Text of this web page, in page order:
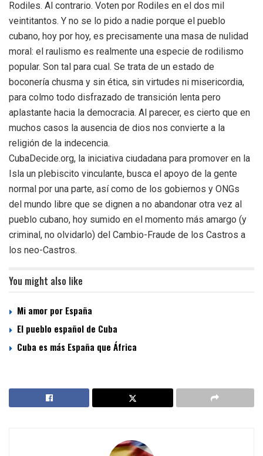
Rodiles. Al contrario. Voten por Rodiles en el dos mil
veintitantos. Y no se lo pido a nadie porque el pueblo
cubano, hoy por hoy, es precisamente una masa de nulidad
moral: el raulismo es realmente una especie de rodilismo
popular. Son tal para cual. Se trata de un estado de
boconería chusma y sin ética, sin virtudes ni misericordia,
para colmo todo disfrazado de transición lenta pero
aplastante hacia la democracia. Al parecer, es cierto que en
muchos casos la ausencia de dios nos convierte a la
religión de la indecencia.
CubaDecide.org, la iniciativa ciudadana para promover en la
Isla un plebiscito vinculante, busca el apoyo de la gente
normal por una parte, así como de los gobiernos y ONGs
del mundo libre que se dignen a no abandonar otra vez al
pueblo cubano, hoy sumido en el momento más amargo (y
criminal, no olvidarlo) del Cambio-Fraude de los Castros a
los neo-Castros.
You might also like
Mi amor por España
El pueblo español de Cuba
Cuba es más España que África